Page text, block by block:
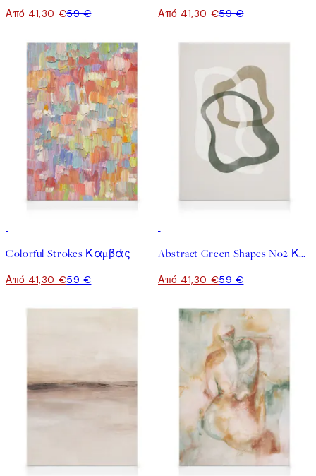
Από 41,30 €59 € Από 41,30 €59 €
Colorful Strokes Καμβάς
Από 41,30 €59 €
Abstract Green Shapes No2 Καμβάς
Από 41,30 €59 €